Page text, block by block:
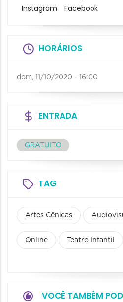
Instagram Facebook
HORÁRIOS
dom, 11/10/2020 - 16:00
ENTRADA
GRATUITO
TAG
Artes Cênicas
Online Teatro Infantil
VOCÊ TAMBÉM